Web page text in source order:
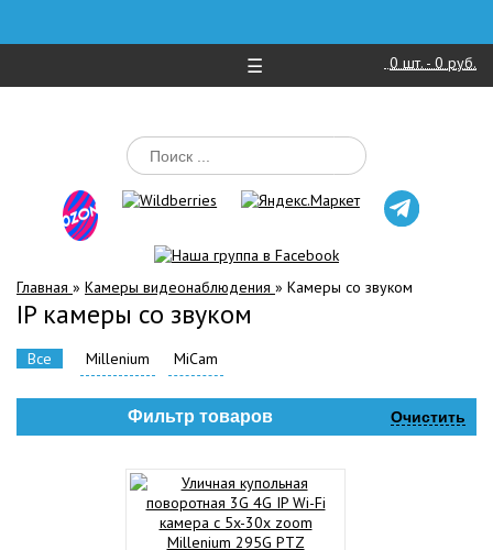
☰ 0 шт. - 0 руб.
Главная » Камеры видеонаблюдения » Камеры со звуком
IP камеры со звуком
Все Millenium MiCam
Фильтр товаров Очистить